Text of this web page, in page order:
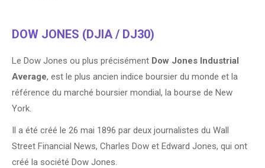
DOW JONES (DJIA / DJ30)
Le Dow Jones ou plus précisément Dow Jones Industrial
Average, est le plus ancien indice boursier du monde et la
référence du marché boursier mondial, la bourse de New
York.
Il a été créé le 26 mai 1896 par deux journalistes du Wall
Street Financial News, Charles Dow et Edward Jones, qui ont
créé la société Dow Jones.